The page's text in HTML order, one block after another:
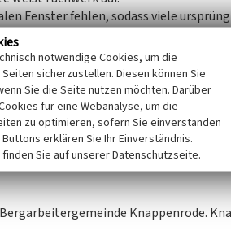
Fenster fehlen, sodass viele
finden sich noch die
2021)
Knappenrode.
notwendige Cookies, um die
sicherzustellen. Diesen können Sie
Sie die Seite nutzen möchten. Darüber
für eine Webanalyse, um die
zu optimieren, sofern Sie einverstanden
erklären Sie Ihr Einverständnis.
Sie auf unserer Datenschutzseite.